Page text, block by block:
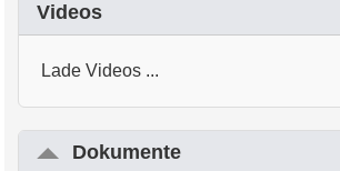
Videos
Lade Videos ...
Dokumente